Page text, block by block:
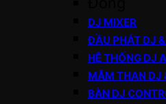
DJ MIXER
ĐẦU PHÁT DJ
HỆ THỐNG DJ
MÂM THAN DJ
BÀN DJ